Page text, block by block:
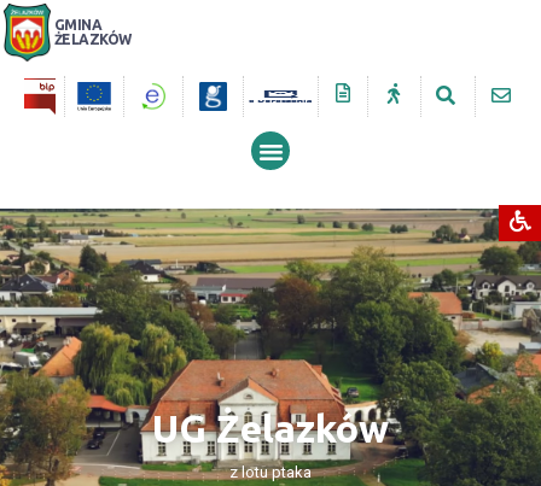
GMINA
ŻELAZKÓW
UG Żelazków
z lotu ptaka